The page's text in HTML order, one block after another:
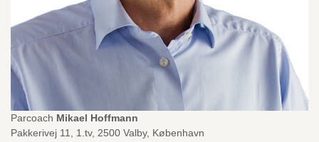
Parcoach Mikael Hoffmann
Pakkerivej 11, 1.tv, 2500 Valby, København